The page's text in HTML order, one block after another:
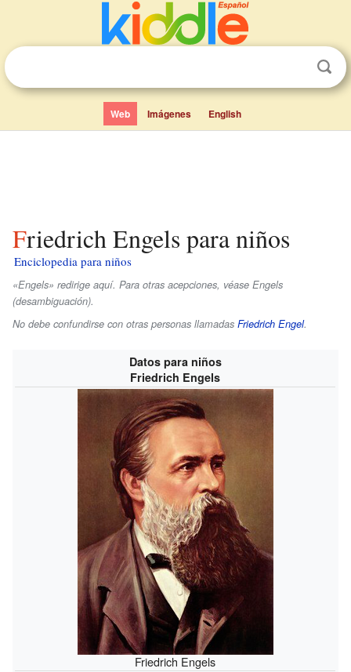
Web Imágenes English
Friedrich Engels para niños
Enciclopedia para niños
«Engels» redirige aquí. Para otras acepciones, véase Engels
(desambiguación).
No debe confundirse con otras personas llamadas Friedrich Engel.
Datos para niños
Friedrich Engels
Friedrich Engels